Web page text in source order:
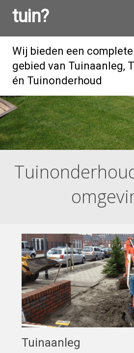
tuin?
Wij bieden een
gebied van Tuinaanleg,
én Tuinonderhoud
Tuinaanleg